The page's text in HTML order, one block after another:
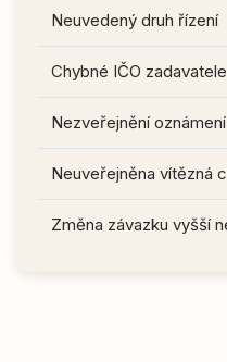
Neuvedený druh řízení
Chybné IČO zadavatele
Nezveřejnění
Neuveřejněna vítězná
Změna závazku vyšší